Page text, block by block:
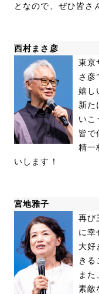
となので、ぜひ皆さ
西村まさ彦
東京
さ彦
嬉し
新た
いこ
皆で
精一
いします！
宮地雅子
再び
に幸
大好
きる
ま
素敵